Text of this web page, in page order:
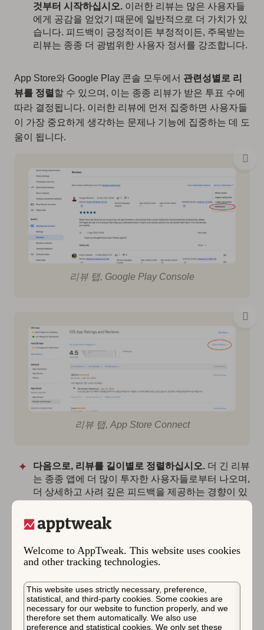
Welcome to AppTweak. This website uses cookies
and other tracking technologies.
This website uses strictly necessary, preference,
statistical, and third-party cookies. Some cookies are
necessary for our website to function properly, and we
therefore set them automatically. We also use
preference and statistical cookies. We only set these
것부터 시작하십시오. 이러한 리뷰는 많은 사용자들
에게 공감을 얻었기 때문에 일반적으로 더 가치가 있
습니다. 피드백이 긍정적이든 부정적이든, 주목받는
리뷰는 종종 더 광범위한 사용자 정서를 강조합니다.
App Store와 Google Play 콘솔 모두에서 관련성별로 리
뷰를 정렬 할 수 있으며, 이는 종종 리뷰가 받은 투표 수에
따라 결정됩니다. 이러한 리뷰에 먼저 집중하면 사용자들
이 가장 중요하게 생각하는 문제나 기능에 집중하는 데 도
움이 됩니다.
리뷰 탭, Google Play Console
리뷰 탭, App Store Connect
다음으로, 리뷰를 길이별로 정렬하십시오. 더 긴 리뷰
는 종종 앱에 더 많이 투자한 사용자들로부터 나오며,
더 상세하고 사려 깊은 피드백을 제공하는 경향이 있
정렬할 수 있습니다. 이를 위해 Excel에서 =LEN(cell) 수
식(여기서 “cell”은 리뷰 텍스트가 포함된 열로 대체)을 사
용하십시오.
길이별로 정렬하면 가장 상세한 리뷰를 빠르게 식별할 수
있으며, 이러한 리뷰는 종종 실행 가능한 인사이트를 포함